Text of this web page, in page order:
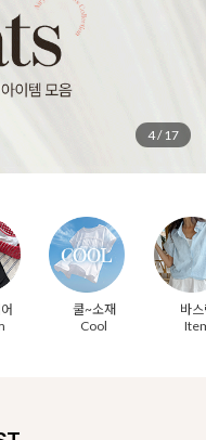
5/17
쿨~소재
Cool
바